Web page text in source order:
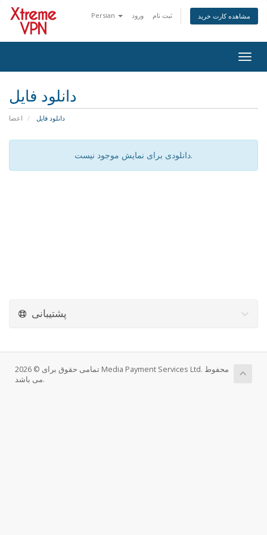
Persian ورود ثبت نام مشاهده کارت خرید
تغییر
دانلود فایل
اعضا دانلود فایل
دانلودی برای نمایش موجود نیست.
پشتیبانی
تمامی حقوق برای © 2026 Media Payment Services Ltd. محفوط
می باشد.